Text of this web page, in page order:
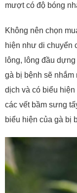
mượt có độ bóng
Không nên chọn
hiện như di chuyển
lông, lông đầu
gà bị bệnh sẽ nhắm
dịch và có biểu
các vết bầm sưng
biểu hiện của gà bị